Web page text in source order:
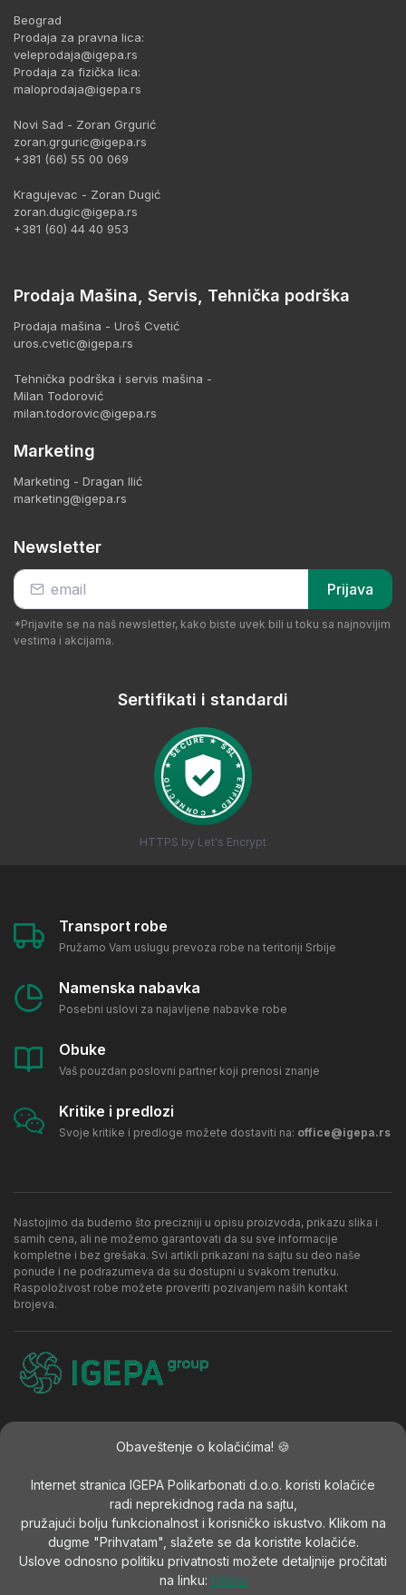
Beograd
Prodaja za pravna lica:
veleprodaja@igepa.rs
Prodaja za fizička lica:
maloprodaja@igepa.rs
Novi Sad - Zoran Grgurić
zoran.grguric@igepa.rs
+381 (66) 55 00 069
Kragujevac - Zoran Dugić
zoran.dugic@igepa.rs
+381 (60) 44 40 953
Prodaja Mašina, Servis, Tehnička podrška
Prodaja mašina - Uroš Cvetić
uros.cvetic@igepa.rs
Tehnička podrška i servis mašina -
Milan Todorović
milan.todorovic@igepa.rs
Marketing
Marketing - Dragan Ilić
marketing@igepa.rs
Newsletter
Prijava
*Prijavite se na naš newsletter, kako biste uvek bili u toku sa najnovijim
vestima i akcijama.
Sertifikati i standardi
HTTPS by Let's Encrypt
Transport robe
Pružamo Vam uslugu prevoza robe na teritoriji Srbije
Namenska nabavka
Posebni uslovi za najavljene nabavke robe
Obuke
Vaš pouzdan poslovni partner koji prenosi znanje
Kritike i predlozi
Svoje kritike i predloge možete dostaviti na: office@igepa.rs
Nastojimo da budemo što precizniji u opisu proizvoda, prikazu slika i
samih cena, ali ne možemo garantovati da su sve informacije
kompletne i bez grešaka. Svi artikli prikazani na sajtu su deo naše
ponude i ne podrazumeva da su dostupni u svakom trenutku.
Raspoloživost robe možete proveriti pozivanjem naših kontakt
brojeva.
Developed by:IGEPA Polikarbonati
Copyright © 2020-2026 IGEPA Polikarbonati
. Sva prava su
Obaveštenje o kolačićima! 🍪
Internet stranica IGEPA Polikarbonati d.o.o. koristi kolačiće
radi neprekidnog rada na sajtu,
pružajući bolju funkcionalnost i korisničko iskustvo. Klikom na
dugme "Prihvatam", slažete se da koristite kolačiće.
Uslove odnosno politiku privatnosti možete detaljnije pročitati
na linku: Uslovi